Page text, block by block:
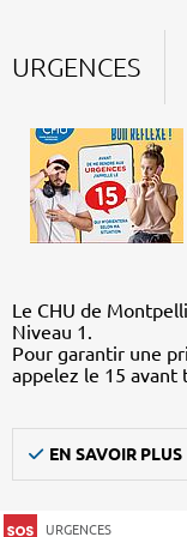
URGENCES
Le CHU de
Niveau 1.
Pour garantir une
appelez le 15 avant
EN SAVOIR PLUS
URGENCES